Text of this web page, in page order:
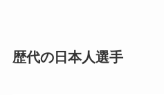
歴代の日本人選手